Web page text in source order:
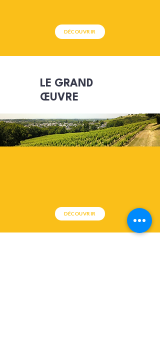
DÉCOUVRIR
LE GRAND
ŒUVRE
DÉCOUVRIR